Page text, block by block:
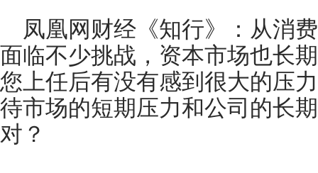
凤凰网财经《知行》：从消
面临不少挑战，资本市场也长
您上任后有没有感到很大的压
待市场的短期压力和公司的长
对？